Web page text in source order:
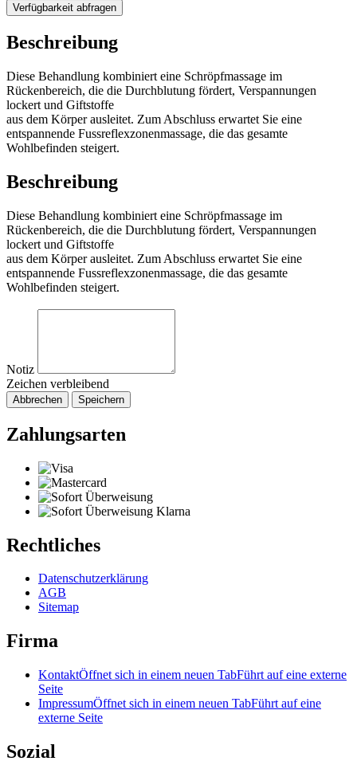
Verfügbarkeit abfragen
Beschreibung
Diese Behandlung kombiniert eine Schröpfmassage im
Rückenbereich, die die Durchblutung fördert, Verspannungen
lockert und Giftstoffe
aus dem Körper ausleitet. Zum Abschluss erwartet Sie eine
entspannende Fussreflexzonenmassage, die das gesamte
Wohlbefinden steigert.
Beschreibung
Diese Behandlung kombiniert eine Schröpfmassage im
Rückenbereich, die die Durchblutung fördert, Verspannungen
lockert und Giftstoffe
aus dem Körper ausleitet. Zum Abschluss erwartet Sie eine
entspannende Fussreflexzonenmassage, die das gesamte
Wohlbefinden steigert.
Notiz
Zeichen verbleibend
Abbrechen Speichern
Zahlungsarten
Rechtliches
Datenschutzerklärung
AGB
Sitemap
Firma
KontaktÖffnet sich in einem neuen TabFührt auf eine externe
Seite
ImpressumÖffnet sich in einem neuen TabFührt auf eine
externe Seite
Sozial